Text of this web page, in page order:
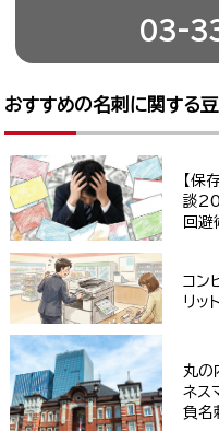
03-
おすすめの名刺に関する
【保
談20
回避
コン
リッ
丸の
ネス
負名